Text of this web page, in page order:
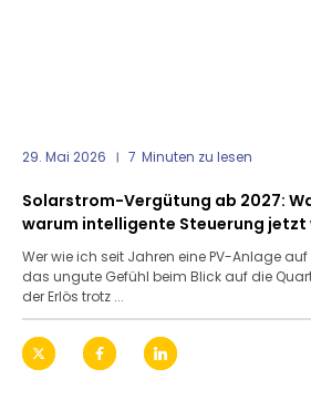
29. Mai 2026 7 Minuten zu lesen
Solarstrom-Vergütung ab 2027:
warum intelligente Steuerung
Wer wie ich seit Jahren eine PV-Anlage
das ungute Gefühl beim Blick auf die
der Erlös trotz ...